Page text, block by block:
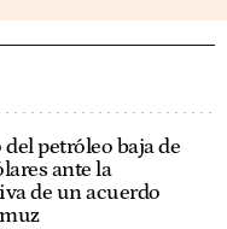
petróleo baja de
ante la
de un acuerdo